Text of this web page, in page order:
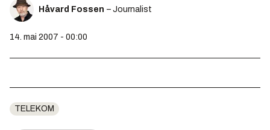
Håvard Fossen – Journalist
14. mai 2007 - 00:00
TELEKOM